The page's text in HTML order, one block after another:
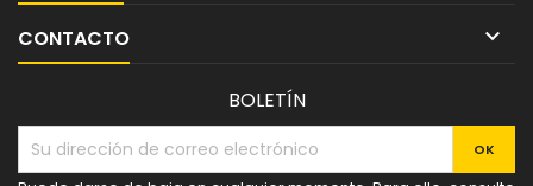
CONTACTO 
BOLETÍN